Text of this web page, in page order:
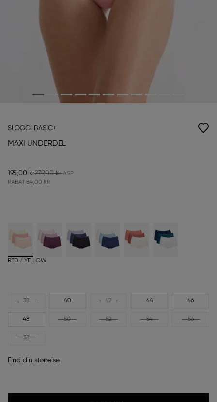
SLOGGI BASIC+
MAXI UNDERDEL
195,00 kr279,00 kr
RABAT 84,00 KR
RED / YELLOW
38 40 42 44 46
48 50 52 54 56
58
Find din størrelse